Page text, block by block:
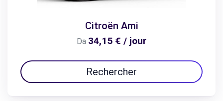
Citroën Ami
Da 34,15 € / jour
Rechercher